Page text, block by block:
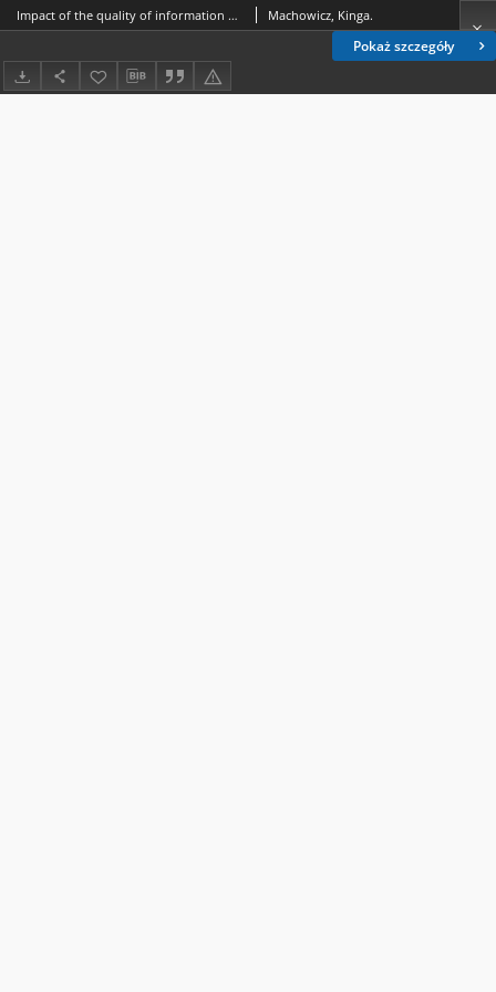
Pokaż szczegóły
Impact of the quality of information on the use of freedom of expression Machowicz, Kinga.